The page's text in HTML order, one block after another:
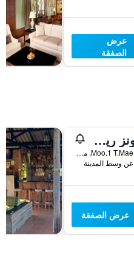
عرض
الصفقة
كول داونز ريزورت
432 Moo.1 T.Mae Raem, ماي ريم, تايلاند
عرض الصفقة